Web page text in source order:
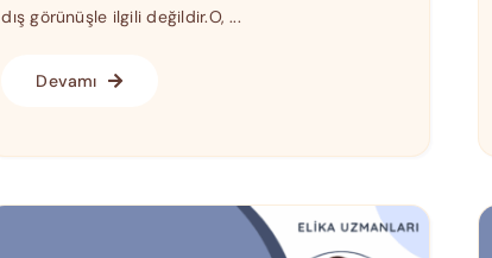
dış görünüşle ilgili değildir.O, ...
Devamı